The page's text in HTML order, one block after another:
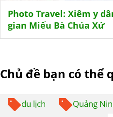
Photo Travel: Xiêm y
gian Miếu Bà Chúa Xứ
Chủ đề bạn có thể
du lịch
Quảng